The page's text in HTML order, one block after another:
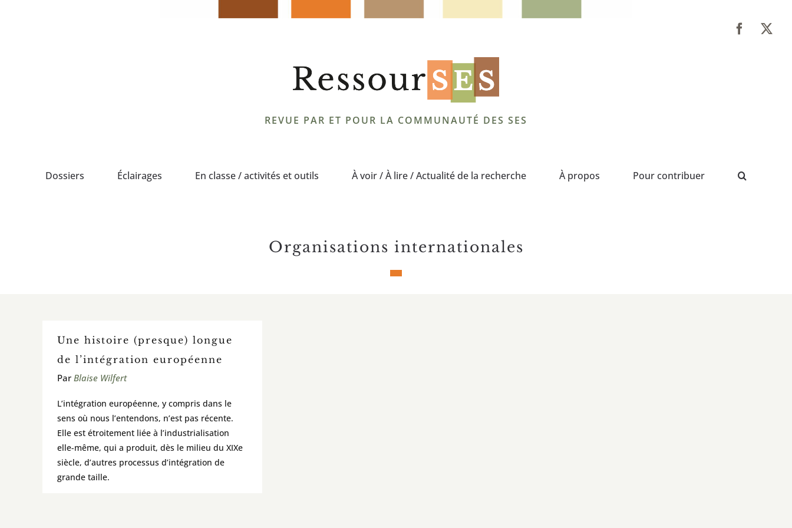
REVUE PAR ET POUR LA COMMUNAUTÉ DES SES
Dossiers Éclairages En classe / activités et outils À voir / À lire / Actualité de la recherche À propos Pour contribuer
organisations internationales
Une histoire (presque) longue
de l’intégration européenne
Par Blaise Wilfert
L’intégration européenne, y compris dans le
sens où nous l’entendons, n’est pas récente.
Elle est étroitement liée à l’industrialisation
elle-même, qui a produit, dès le milieu du XIXe
siècle, d’autres processus d’intégration de
grande taille.